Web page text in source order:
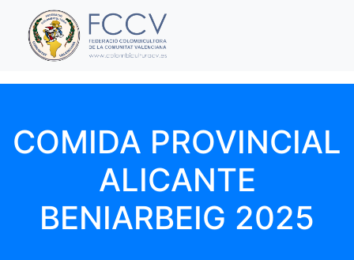
COMIDA PROVINCIAL
ALICANTE
BENIARBEIG 2025